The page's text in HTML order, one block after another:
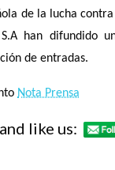
de la lucha
han difundido
de entradas.
Nota Prensa
like us: